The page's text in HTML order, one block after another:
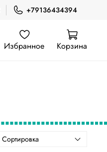
+79136434394
Избранное Корзина